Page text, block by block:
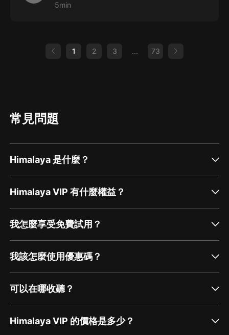
5min
1 2 3 ... 73
常見問題
Himalaya 是什麼？
Himalaya VIP 有什麼權益？
我怎麼享受免費試用？
我該怎麼使用優惠碼？
可以在哪收聽？
Himalaya VIP 的價格是多少？